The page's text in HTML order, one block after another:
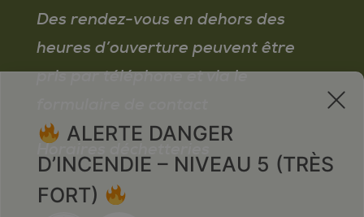
Des rendez-vous en dehors des
heures d’ouverture peuvent être
pris par téléphone et via le
Horaires déchetteries
x
ALERTE DANGER
D’INCENDIE – NIVEAU 5 (TRÈS
FORT)